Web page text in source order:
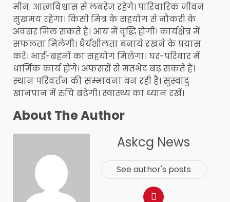
मीन: आत्मविश्वास से लबरेज रहेंगे। पारिवारिक जीवन
सुखमय रहेगा। किसी मित्र के सहयोग से नौकरी के
अवसर मिल सकते हैं। आय में वृद्धि होगी। कार्यक्षेत्र में
सफलता मिलेगी। धैर्यशीलता बनाये रखने के प्रयास
करें। भाई-बहनों का सहयोग मिलेगा। घर-परिवार में
धार्मिक कार्य होंगे। अफसरों से मतभेद बढ़ सकते हैं।
स्थान परिवर्तन की सम्भावना बन रही हैं। सुस्वादु
खानपान में रुचि बढ़ेगी। स्वास्थ्य का ध्यान रखें।
About The Author
Askcg News
See author's posts